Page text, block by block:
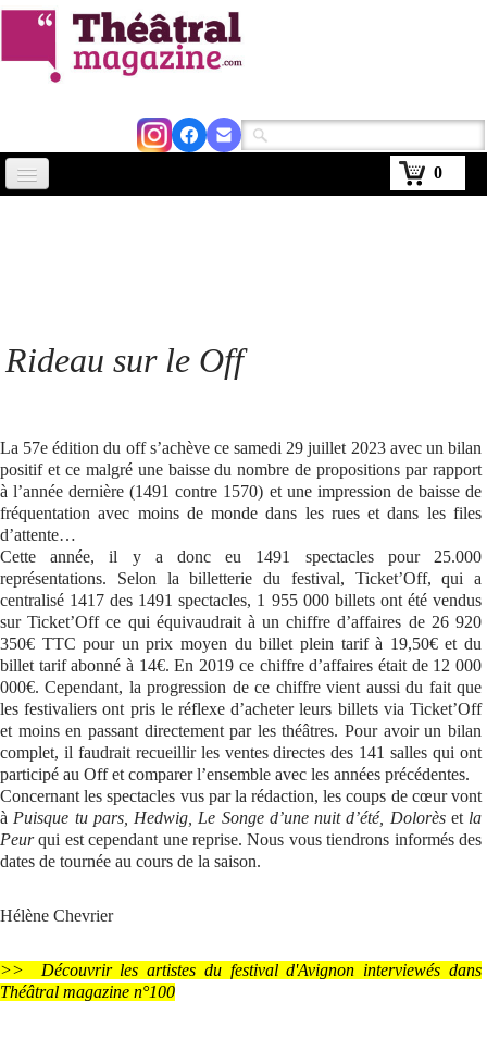
0
Abonnement▼
Se connecter
Rideau sur le Off
La 57e édition du off s’achève ce samedi 29 juillet 2023 avec un bilan
positif et ce malgré une baisse du nombre de propositions par rapport
à l’année dernière (1491 contre 1570) et une impression de baisse de
fréquentation avec moins de monde dans les rues et dans les files
d’attente…
Cette année, il y a donc eu 1491 spectacles pour 25.000
représentations. Selon la billetterie du festival, Ticket’Off, qui a
centralisé 1417 des 1491 spectacles, 1 955 000 billets ont été vendus
sur Ticket’Off ce qui équivaudrait à un chiffre d’affaires de 26 920
350€ TTC pour un prix moyen du billet plein tarif à 19,50€ et du
billet tarif abonné à 14€. En 2019 ce chiffre d’affaires était de 12 000
000€. Cependant, la progression de ce chiffre vient aussi du fait que
les festivaliers ont pris le réflexe d’acheter leurs billets via Ticket’Off
et moins en passant directement par les théâtres. Pour avoir un bilan
complet, il faudrait recueillir les ventes directes des 141 salles qui ont
participé au Off et comparer l’ensemble avec les années précédentes.
Concernant les spectacles vus par la rédaction, les coups de cœur vont
à Puisque tu pars, Hedwig, Le Songe d’une nuit d’été, Dolorès et la
Peurqui est cependant une reprise. Nous vous tiendrons informés des
dates de tournée au cours de la saison.
Hélène Chevrier
>> Découvrir les artistes du festival d'Avignon interviewés dans
Théâtral magazine n°100